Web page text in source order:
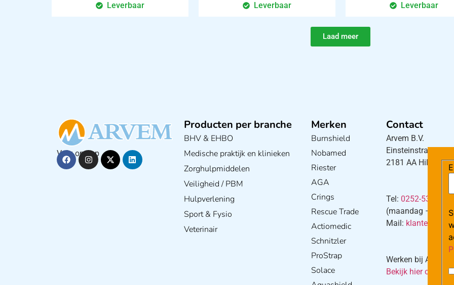
Leverbaar Leverbaar Leverbaar
Laad meer
Volg ons op
Producten per branche
BHV & EHBO
Medische praktijk en klinieken
Zorghulpmiddelen
Veiligheid / PBM
Hulpverlening
Sport & Fysio
Veterinair
Merken
Burnshield
Nobamed
Riester
AGA
Crings
Rescue Trade
Actiomedic
Schnitzler
ProStrap
Solace
Contact
Arvem B.V.
Einsteinstraat 5
2181 AA Hillegom
Tel: 0252-533256
(maandag –
Mail:
Werken bij Arvem?
Bekijk hier onze